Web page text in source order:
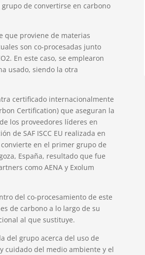
de convertirse en carbono
que proviene de materias
son co-procesadas junto
En este caso, se emplearon
usado, siendo la otra
certificado internacionalmente
Certification) que aseguran la
los proveedores líderes en
de SAF ISCC EU realizada en
en el primer grupo de
España, resultado que fue
como AENA y Exolum
del co-procesamiento de este
de carbono a lo largo de su
al que sustituye.
del grupo acerca del uso de
cuidado del medio ambiente y el